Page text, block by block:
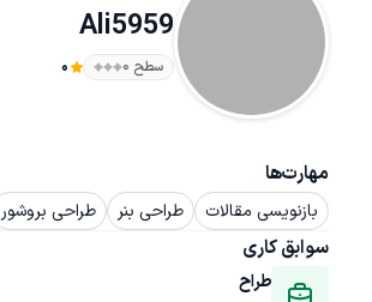
Ali5959
سطح ۰ 0
مهارت‌ها
بازنویسی مقالات طراحی بنر طراحی بروشور
سوابق کاری
طراح